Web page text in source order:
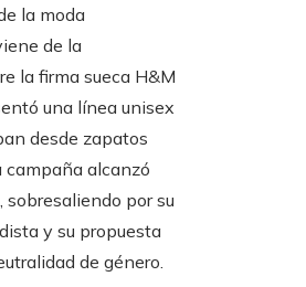
la moda
de la
la firma sueca H&M
una línea unisex
desde zapatos
campaña alcanzó
sobresaliendo por su
y su propuesta
de género.